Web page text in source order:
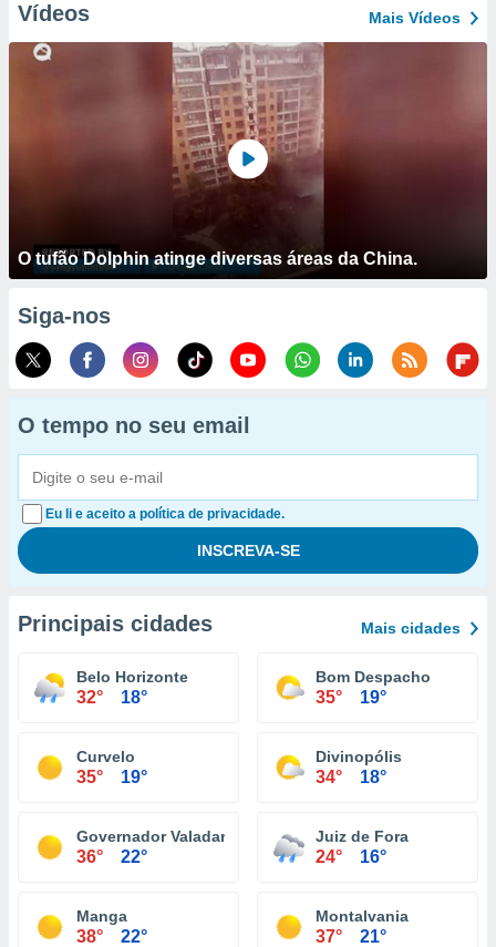
Vídeos Mais Vídeos
O tufão Dolphin atinge diversas áreas da China.
Siga-nos
O tempo no seu email
Eu li e aceito a política de privacidade.
Principais cidades Mais cidades
Belo Horizonte
32° 18°
Bom Despacho
35° 19°
Curvelo
35° 19°
Divinopólis
34° 18°
Governador Valadares
36° 22°
Juiz de Fora
24° 16°
Manga
38° 22°
Montalvania
37° 21°